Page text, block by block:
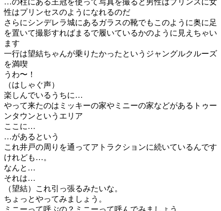
…の柱にある王冠を使って写真を撮ると男性はプリンスに女
性はプリンセスのようになれるのだ
さらにシンデレラ城にあるガラスの靴でもこのように奥に足
を置いて撮影すればまるで履いているかのように見えちゃい
ます
一行は望結ちゃんが乗りたかったというジャングルクルーズ
を満喫
うわ〜！
（はしゃぐ声）
楽しんでいるうちに…
やって来たのはミッキーの家やミニーの家などがあるトゥー
ンタウンというエリア
ここに…
…があるという
これ井戸の周りを通ってアトラクションに続いているんです
けれども…。
なんと…
それは…
（望結）これ引っ張るみたいな。
ちょっとやってみましょう。